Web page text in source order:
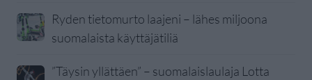
Ryden tietomurto laajeni – lähes miljoona
suomalaista käyttäjätiliä
”Täysin yllättäen” – suomalaislaulaja Lotta